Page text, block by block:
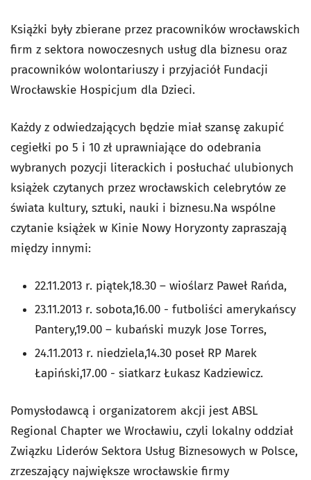
Książki były zbierane przez pracowników wrocławskich
firm z sektora nowoczesnych usług dla biznesu oraz
pracowników wolontariuszy i przyjaciół Fundacji
Wrocławskie Hospicjum dla Dzieci.
Każdy z odwiedzających będzie miał szansę zakupić
cegiełki po 5 i 10 zł uprawniające do odebrania
wybranych pozycji literackich i posłuchać ulubionych
książek czytanych przez wrocławskich celebrytów ze
świata kultury, sztuki, nauki i biznesu.Na wspólne
czytanie książek w Kinie Nowy Horyzonty zapraszają
między innymi:
22.11.2013 r. piątek,18.30 – wioślarz Paweł Rańda,
23.11.2013 r. sobota,16.00 - futboliści amerykańscy
Pantery,19.00 – kubański muzyk Jose Torres,
24.11.2013 r. niedziela,14.30 poseł RP Marek
Łapiński,17.00 - siatkarz Łukasz Kadziewicz.
Pomysłodawcą i organizatorem akcji jest ABSL
Regional Chapter we Wrocławiu, czyli lokalny oddział
Związku Liderów Sektora Usług Biznesowych w Polsce,
zrzeszający największe wrocławskie firmy